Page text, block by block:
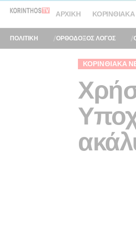
ΑΡΧΙΚΉ
ΠΟΛΙΤΙΚΗ ΟΡΘΟΔΟΞΟΣ ΛΟΓΟΣ
ΚΟΡΙΝΘΙΑΚΆ